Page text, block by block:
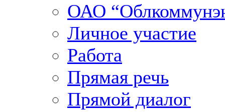
ОАО
Личное участие
Работа
Прямая речь
Прямой диалог